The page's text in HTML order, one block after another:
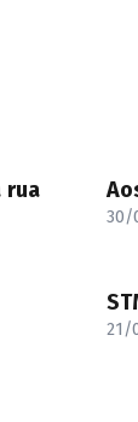
rua
30/
21/